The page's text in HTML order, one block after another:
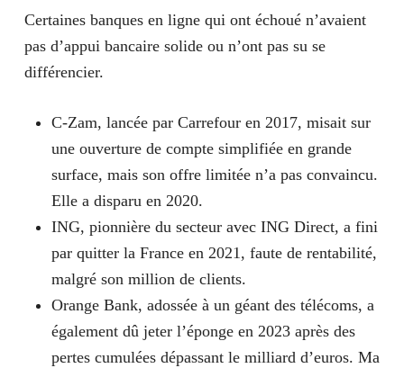
Certaines banques en ligne qui ont échoué n’avaient
pas d’appui bancaire solide ou n’ont pas su se
différencier.
C-Zam, lancée par Carrefour en 2017, misait sur
une ouverture de compte simplifiée en grande
surface, mais son offre limitée n’a pas convaincu.
Elle a disparu en 2020.
ING, pionnière du secteur avec ING Direct, a fini
par quitter la France en 2021, faute de rentabilité,
malgré son million de clients.
Orange Bank, adossée à un géant des télécoms, a
également dû jeter l’éponge en 2023 après des
pertes cumulées dépassant le milliard d’euros. Ma